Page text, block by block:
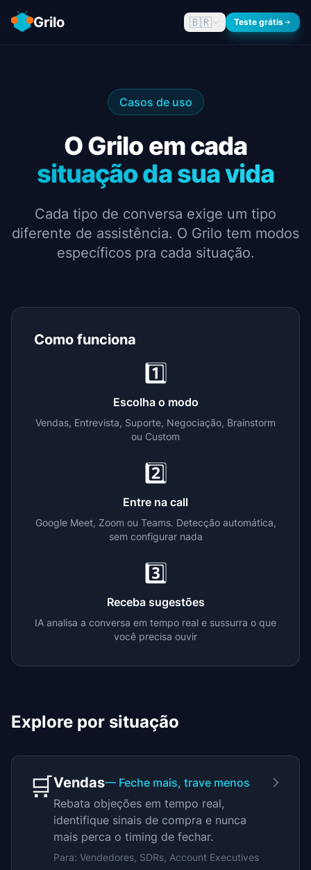
Grilo 🇧🇷 Teste grátis
Casos de uso
O Grilo em cada
situação da sua vida
Cada tipo de conversa exige um tipo
diferente de assistência. O Grilo tem modos
específicos pra cada situação.
Como funciona
1️⃣
Escolha o modo
Vendas, Entrevista, Suporte, Negociação, Brainstorm
ou Custom
2️⃣
Entre na call
Google Meet, Zoom ou Teams. Detecção automática,
sem configurar nada
3️⃣
Receba sugestões
IA analisa a conversa em tempo real e sussurra o que
você precisa ouvir
Explore por situação
🛒Vendas— Feche mais, trave menos
Rebata objeções em tempo real,
identifique sinais de compra e nunca
mais perca o timing de fechar.
Para: Vendedores, SDRs, Account Executives